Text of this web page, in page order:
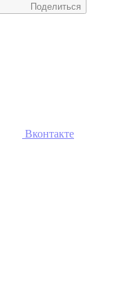
Поделиться
Вконтакте